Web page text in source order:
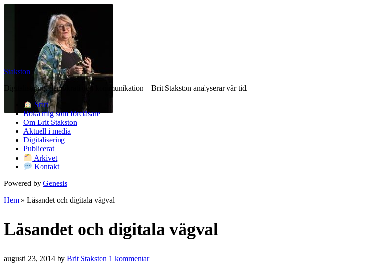
Stakston
Digitalisering, demokrati och kommunikation – Brit Stakston analyserar vår tid.
Start
Boka mig som föreläsare
Om Brit Stakston
Aktuell i media
Digitalisering
Publicerat
Arkivet
Kontakt
Powered by Genesis
Hem » Läsandet och digitala vägval
Läsandet och digitala vägval
augusti 23, 2014 by Brit Stakston 1 kommentar